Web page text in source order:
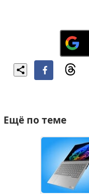
Ещё по теме